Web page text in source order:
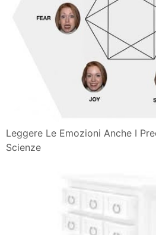
Leggere Le Emozioni Anche I
Scienze